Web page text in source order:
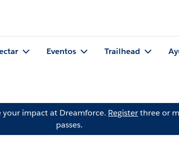
Eventos Trailhead
impact at Dreamforce. Registerthree or
passes.